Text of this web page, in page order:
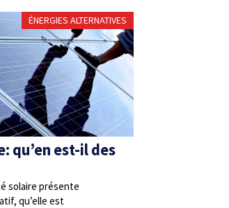
ÉNERGIES ALTERNATIVES
qu’en est-il des
solaire présente
qu’elle est